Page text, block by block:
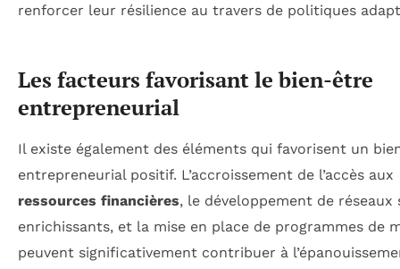
renforcer leur résilience au travers de politiques
Les facteurs favorisant le bien-être
entrepreneurial
Il existe également des éléments qui favorisent un
entrepreneurial positif. L’accroissement de l’accès aux
ressources financières, le développement de réseaux
enrichissants, et la mise en place de programmes de
peuvent significativement contribuer à